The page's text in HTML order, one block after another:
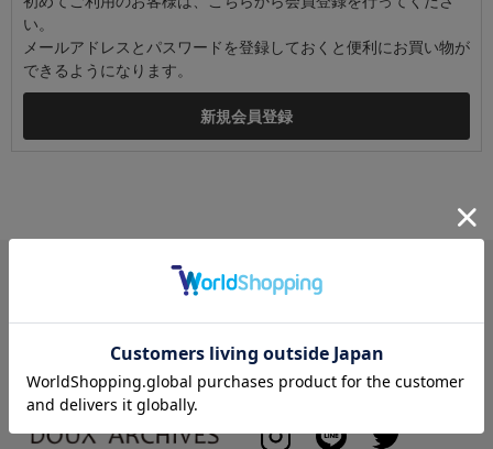
い。
メールアドレスとパスワードを登録しておくと便利にお買い物が
できるようになります。